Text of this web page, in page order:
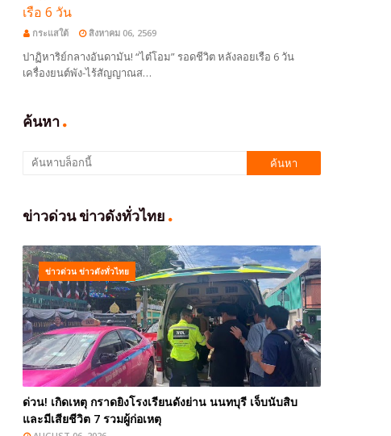
เรือ 6 วัน
กระแสใต้ สิงหาคม 06, 2569
ปาฏิหาริย์กลางอันดามัน! “ไต๋โอม” รอดชีวิต หลังลอยเรือ 6 วัน
เครื่องยนต์พัง-ไร้สัญญาณส…
ค้นหา
ข่าวด่วน ข่าวดังทั่วไทย
ข่าวด่วน ข่าวดังทั่วไทย
ด่วน! เกิดเหตุ กราดยิงโรงเรียนดังย่าน นนทบุรี เจ็บนับสิบ
และมีเสียชีวิต 7 รวมผู้ก่อเหตุ